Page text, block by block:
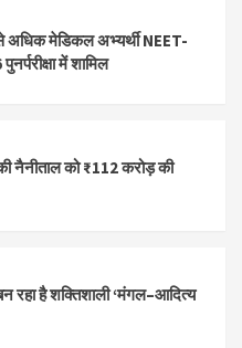
अधिक मेडिकल अभ्यर्थी NEET-
में शामिल
नैनीताल को ₹112 करोड़ की
रहा है शक्तिशाली ‘मंगल–आदित्य